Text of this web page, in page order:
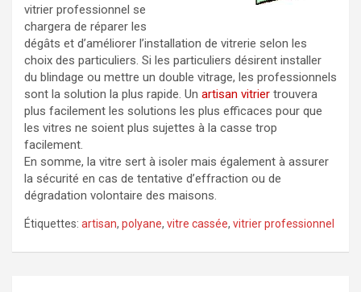
vitrier professionnel se
chargera de réparer les
dégâts et d’améliorer l’installation de vitrerie selon les
choix des particuliers. Si les particuliers désirent installer
du blindage ou mettre un double vitrage, les professionnels
sont la solution la plus rapide. Un artisan vitrier trouvera
plus facilement les solutions les plus efficaces pour que
les vitres ne soient plus sujettes à la casse trop
facilement.
En somme, la vitre sert à isoler mais également à assurer
la sécurité en cas de tentative d’effraction ou de
dégradation volontaire des maisons.
Étiquettes: artisan, polyane, vitre cassée, vitrier professionnel